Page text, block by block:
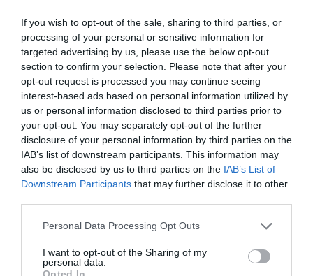
If you wish to opt-out of the sale, sharing to third parties, or
processing of your personal or sensitive information for
targeted advertising by us, please use the below opt-out
section to confirm your selection. Please note that after your
opt-out request is processed you may continue seeing
interest-based ads based on personal information utilized by
us or personal information disclosed to third parties prior to
your opt-out. You may separately opt-out of the further
disclosure of your personal information by third parties on the
IAB’s list of downstream participants. This information may
also be disclosed by us to third parties on the IAB’s List of
Downstream Participants that may further disclose it to other
Please note that this website/app uses one or more Google
not limited to your visit or usage behaviour. You may click to
grant or deny consent to Google and its third-party tags to
Personal Data Processing Opt Outs
I want to opt-out of the Sharing of my
personal data.
Opted In
Vivez bien, vivez sainement, faites-vous plaisir, osez les
cuisiner et soyez heureux !
Plus de produits Vivien Paille
www.vivienpaille.fr